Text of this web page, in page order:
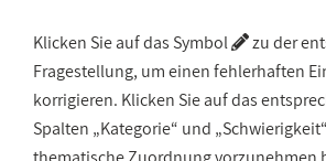
Klicken Sie auf das Symbol
zu der
Fragestellung, um einen fehlerhaften
korrigieren. Klicken Sie auf das
Spalten „Kategorie“ und